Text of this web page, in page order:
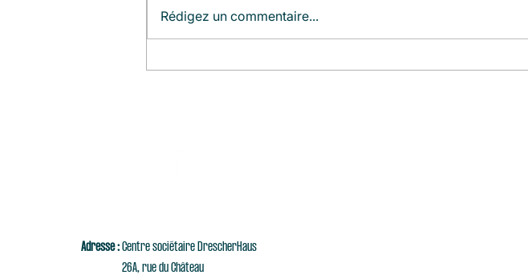
Agenda du Mois (Août)
Rédigez un commentaire...
Adresse :Centre sociétaire DrescherHaus
26A, rue du Château